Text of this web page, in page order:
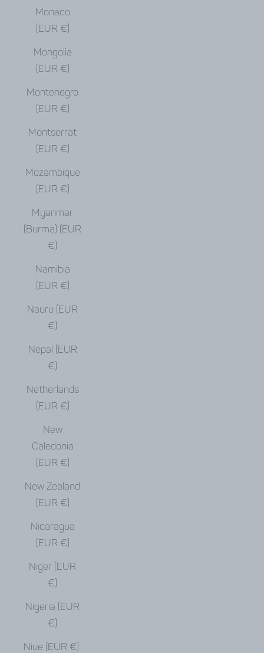
Monaco
(EUR €)
Mongolia
(EUR €)
Montenegro
(EUR €)
Montserrat
(EUR €)
Mozambique
(EUR €)
Myanmar
(Burma) (EUR
€)
Namibia
(EUR €)
Nauru (EUR
€)
Nepal (EUR
€)
Netherlands
(EUR €)
New
Caledonia
(EUR €)
New Zealand
(EUR €)
Nicaragua
(EUR €)
Niger (EUR
€)
Nigeria (EUR
€)
Niue (EUR €)